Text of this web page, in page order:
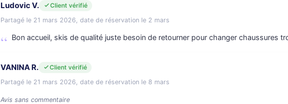
Ludovic V.
Client vérifié
Partagé le 21 mars 2026, date de réservation le 2 mars
Bon accueil, skis de qualité juste besoin de retourner pour changer chaussures
VANINA R.
Client vérifié
Partagé le 21 mars 2026, date de réservation le 8 mars
Avis sans commentaire